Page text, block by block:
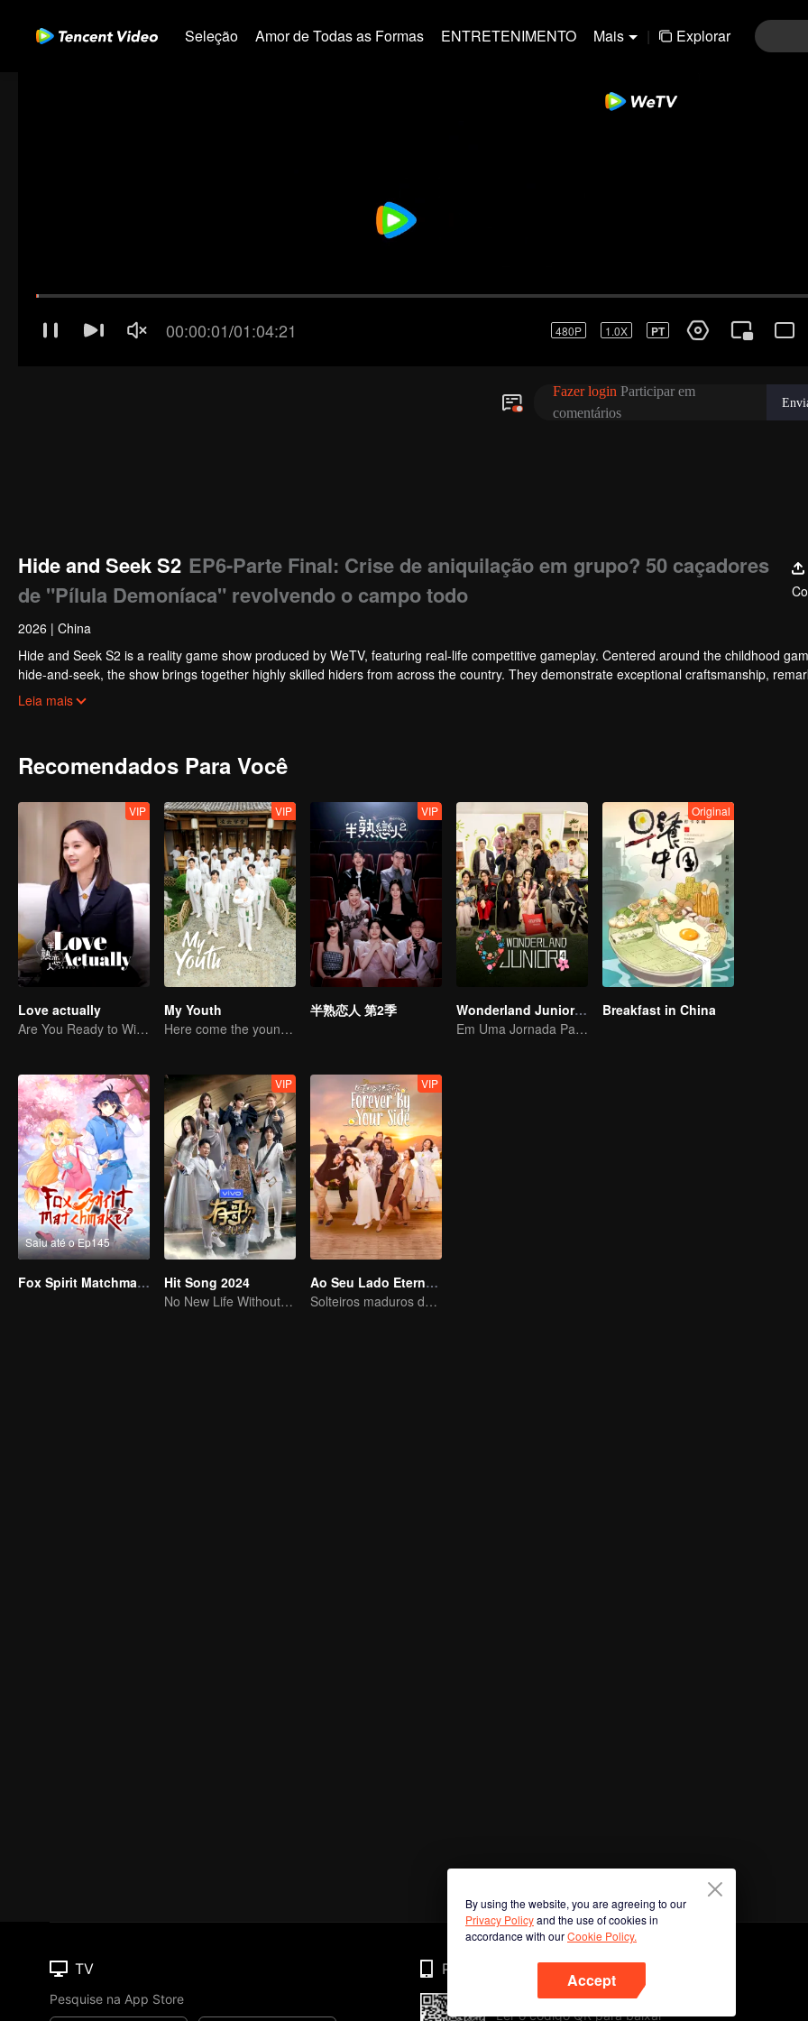
Seleção Amor de Todas as Formas ENTRETENIMENTO Mais | Explorar
Hide and Seek S2 EP6-Parte Final: Crise de aniquilação em grupo? 50 caçadores
de "Pílula Demoníaca" revolvendo o campo todo
2026 | China
Hide and Seek S2 is a reality game show produced by WeTV, featuring real-life competitive gameplay. Centered around the childhood
hide-and-seek, the show brings together highly skilled hiders from across the country. They demonstrate exceptional craftsmanship,
physical abilities, and extraordinary mental agility, using all kinds of ingenious tactics to evade blanket searches by various hunter squads.
Leia mais
Recomendados Para Você
VIP
Love actually
Are You Ready to Witness the Love that Is Yet to Bloom?
VIP
My Youth
Here come the young traditional culture fans!
VIP
半熟恋人 第2季
Wonderland Junior S4
Em Uma Jornada Pastoral, Conheça o Mundo
Original
Breakfast in China
Saiu até o Ep145
Fox Spirit Matchmaker
VIP
Hit Song 2024
No New Life Without New Songs
VIP
Ao Seu Lado Eternalmente
Solteiros maduros desafiam o mundo dos reality shows de amor
By using the website, you are agreeing to our
Privacy Policyand the use of cookies in
accordance with ourCookie Policy.
Accept
TV
Pesquise na App Store
Phone
Ler o código QR para baixar